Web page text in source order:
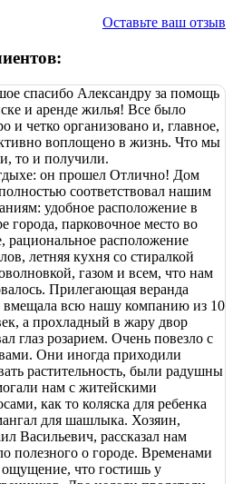
Оставьте ваш отзыв
спасибо Александру за помощь
и аренде жилья! Все было
и четко организовано и, главное,
воплощено в жизнь. Что мы
то и получили.
он прошел Отлично! Дом
соответствовал нашим
удобное расположение в
города, парковочное место во
рациональное расположение
летняя кухня со стиралкой
газом и всем, что нам
Прилегающая веранда
вмещала всю нашу компанию из 10
а прохладный в жару двор
глаз розарием. Очень повезло с
Они иногда приходили
растительность, были радушны
нам с житейскими
как то коляска для ребенка
для шашлыка. Хозяин,
Васильевич, рассказал нам
полезного о городе. Временами
что гостишь у